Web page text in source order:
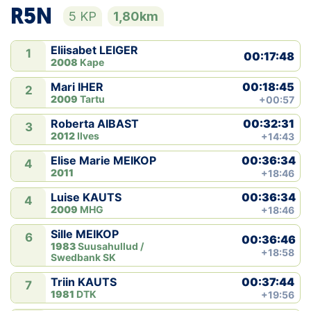
R5N 5 KP 1,80km
1 Eliisabet LEIGER
2008 Kape 00:17:48
2 Mari IHER
2009 Tartu
00:18:45
+00:57
3 Roberta AIBAST
2012 Ilves
00:32:31
+14:43
4 Elise Marie MEIKOP
2011
00:36:34
+18:46
4 Luise KAUTS
2009 MHG
00:36:34
+18:46
6 Sille MEIKOP
1983Suusahullud /
Swedbank SK
00:36:46
+18:58
7 Triin KAUTS
1981 DTK
00:37:44
+19:56